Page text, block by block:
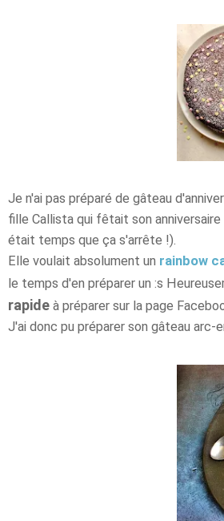
Je n'ai pas préparé de gâteau
fille Callista qui fêtait son
était temps que ça s'arrête !).
Elle voulait absolument un rainbow
le temps d'en préparer un :s
rapide à préparer sur la page
J'ai donc pu préparer son gâteau